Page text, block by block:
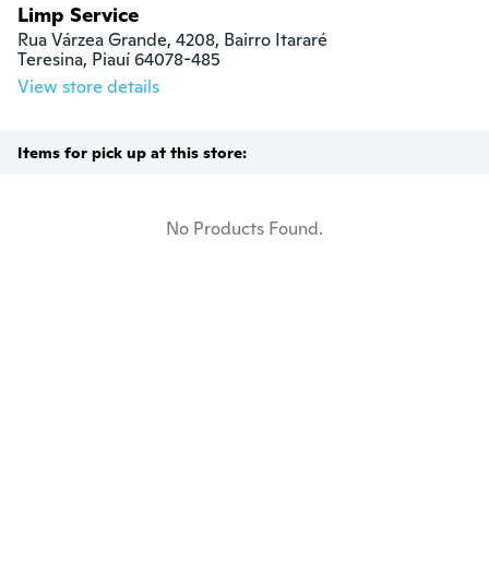
Limp Service
Rua Várzea Grande, 4208, Bairro Itararé
Teresina, Piauí 64078-485
View store details
Items for pick up at this store:
No Products Found.